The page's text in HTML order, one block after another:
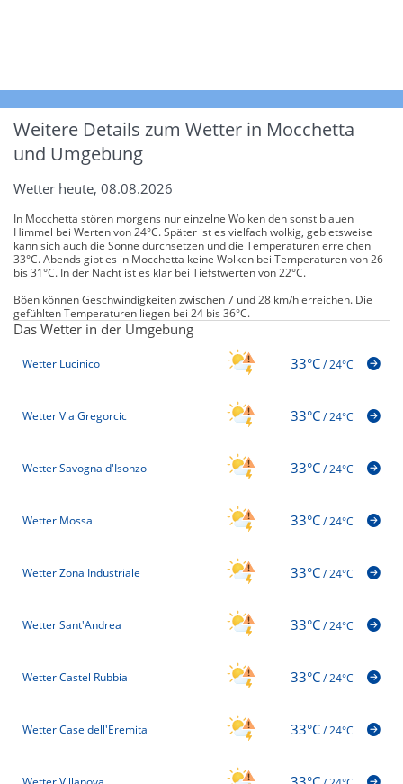
Weitere Details zum Wetter in Mocchetta
und Umgebung
Wetter heute, 08.08.2026
In Mocchetta stören morgens nur einzelne Wolken den sonst blauen
Himmel bei Werten von 24°C. Später ist es vielfach wolkig, gebietsweise
kann sich auch die Sonne durchsetzen und die Temperaturen erreichen
33°C. Abends gibt es in Mocchetta keine Wolken bei Temperaturen von 26
bis 31°C. In der Nacht ist es klar bei Tiefstwerten von 22°C.
Böen können Geschwindigkeiten zwischen 7 und 28 km/h erreichen. Die
gefühlten Temperaturen liegen bei 24 bis 36°C.
Das Wetter in der Umgebung
Wetter Lucinico 33°C/24°C
Wetter Via Gregorcic 33°C/24°C
Wetter Savogna d'Isonzo 33°C/24°C
Wetter Mossa 33°C/24°C
Wetter Zona Industriale 33°C/24°C
Wetter Sant'Andrea 33°C/24°C
Wetter Castel Rubbia 33°C/24°C
Wetter Case dell'Eremita 33°C/24°C